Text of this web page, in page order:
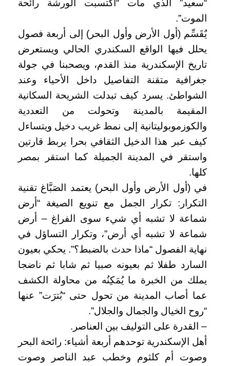
“سعيد” الذي مات “اكتسبت الورشة رائحة
الموت”.
يٌقَسِّم (أول الأرض وأول البحر) إلى أربعة فصول
يحلل فيها الواقع السكندري الحالي ويستعرض
تاريخ الإسكندرية منذ القدم، ويصحبنا في جولة
جغرافية متقنة التفاصيل داخل الأحياء وعند
الشواطئ. يسرد كيف تبدلت الشريحة السكانية
المقيمة بالمدينة وتحولت من التعددية
والكوزموبوليتانية إلى نمط غريب دخيل ويتساءل
كيف عبر هذا الدخيل الثقافي بحرا يربط قارتين
واستقر في المدينة الجميلة كما استقر بمصر
كلها.
في (أول الأرض وأول البحر) يعتمد الصَبَّاغ تقنية
التكرار: تكرار الجمل مع تنويع الصيغة “أرض
شماعة لا تشبه أي شيء سوى الفراغ – أرض
شماعة لا تشبه أي أرض”، وتكرار التساؤل في
نهاية الفصول “ماذا حدث بالضبط؟”. يحكي بعيون
السارد طفلا ثم بعيونه صبيا ثم شابا ثم ناضجا
يملك من الخبرة ما يُمَكِنُه من محاولة الكشف
عما أصاب المدينة من تحول حتى “بُترَت” عنها
“روح الخيال والجمال والجلال”.
– القدرة على التوليف بين العناصر.
أهل الإسكندرية توحدهم أربعة أشياء: رائحة البحر
وصوت أم كلثوم وخطب عبد الناصر وصوت